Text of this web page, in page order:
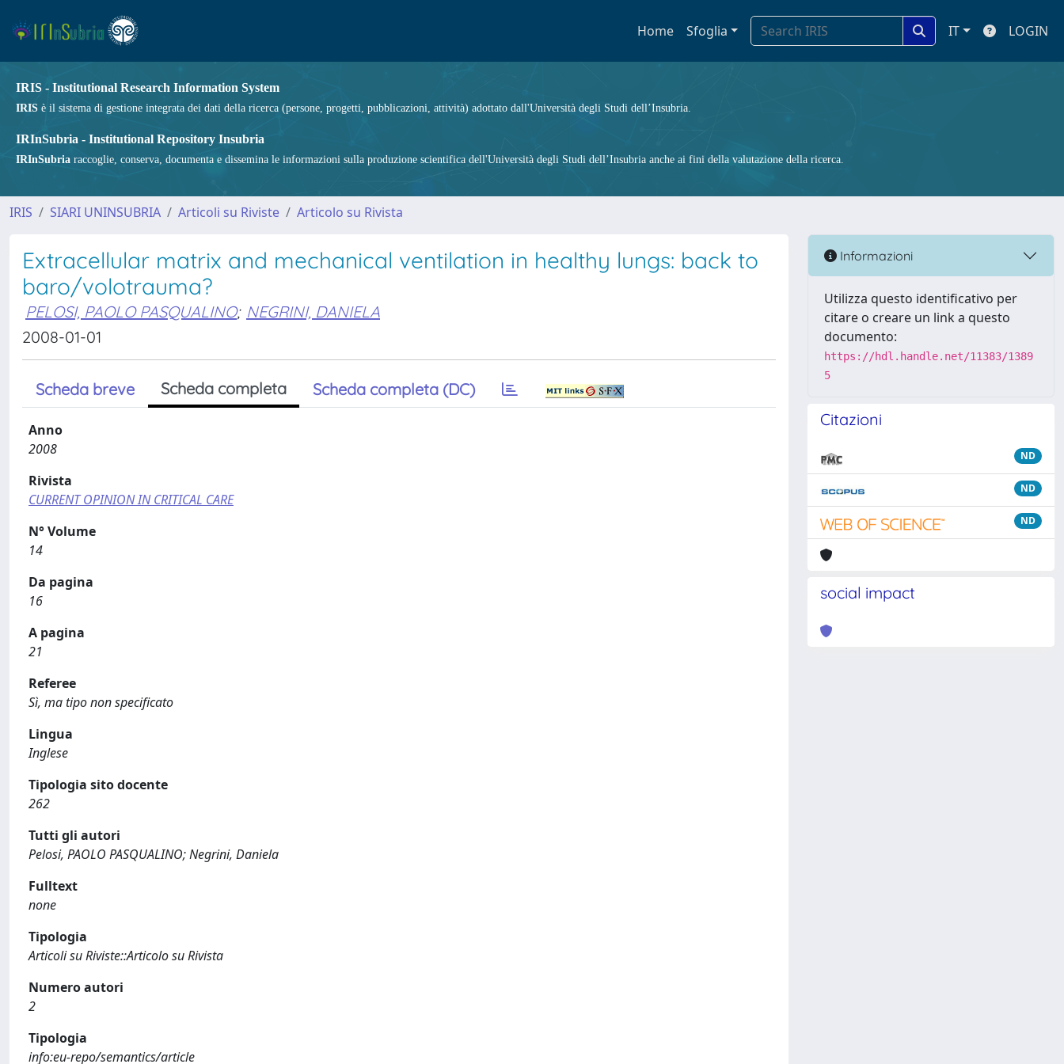
Home Sfoglia IT LOGIN
IRIS - Institutional Research Information System
IRIS è il sistema di gestione integrata dei dati della ricerca (persone, progetti, pubblicazioni, attività) adottato dall'Università degli Studi dell’Insubria.
IRInSubria - Institutional Repository Insubria
IRInSubria raccoglie, conserva, documenta e dissemina le informazioni sulla produzione scientifica dell'Università degli Studi dell’Insubria anche ai fini della valutazione della ricerca.
IRIS SIARI UNINSUBRIA Articoli su Riviste Articolo su Rivista
Extracellular matrix and mechanical ventilation in healthy lungs: back to
baro/volotrauma?
PELOSI, PAOLO PASQUALINO; NEGRINI, DANIELA
2008-01-01
Scheda breve Scheda completa Scheda completa (DC)
Anno
2008
Rivista
CURRENT OPINION IN CRITICAL CARE
N° Volume
14
Da pagina
16
A pagina
21
Referee
Sì, ma tipo non specificato
Lingua
Inglese
Tipologia sito docente
262
Tutti gli autori
Pelosi, PAOLO PASQUALINO; Negrini, Daniela
Fulltext
none
Tipologia
Articoli su Riviste::Articolo su Rivista
Numero autori
2
Tipologia
info:eu-repo/semantics/article
Informazioni
Utilizza questo identificativo per
citare o creare un link a questo
documento:
https://hdl.handle.net/11383/1389
5
Citazioni
ND
ND
ND
social impact